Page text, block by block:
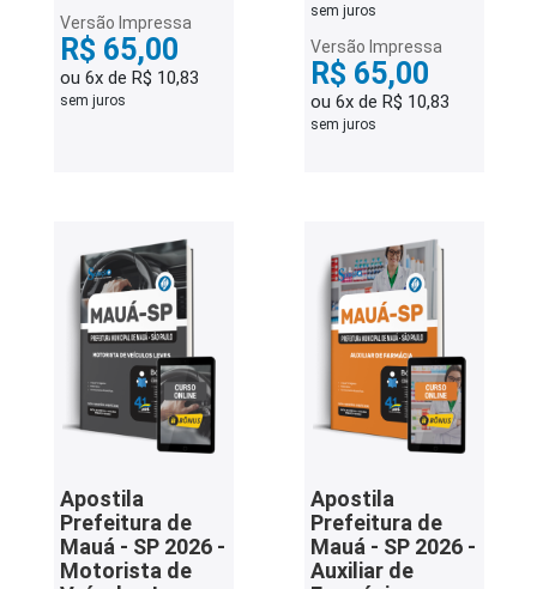
Versão Impressa
R$ 65,00
ou 6x de R$ 10,83
sem juros
sem juros
Versão Impressa
R$ 65,00
ou 6x de R$ 10,83
sem juros
Apostila
Prefeitura de
Mauá - SP 2026 -
Motorista de
Apostila
Prefeitura de
Mauá - SP 2026 -
Auxiliar de